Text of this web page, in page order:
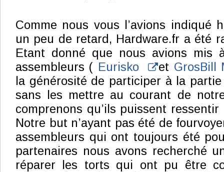
Comme nous vous l’avions indiqué
un peu de retard, Hardware.fr a été
Etant donné que nous avions mis
assembleurs ( Eurisko et GrosBill
la générosité de participer à la
sans les mettre au courant de
comprenons qu’ils puissent
Notre but n’ayant pas été de
assembleurs qui ont toujours été
partenaires nous avons recherché
réparer les torts qui ont pu être